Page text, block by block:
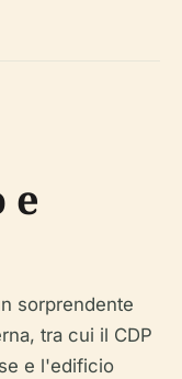
e
sorprendente
tra cui il CDP
e l'edificio